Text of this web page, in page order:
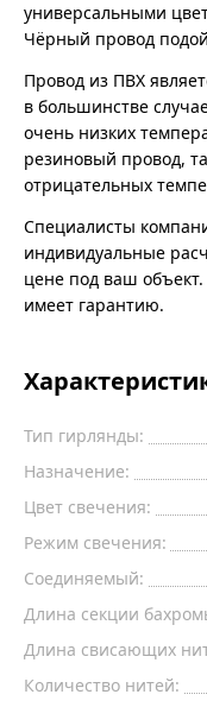
универсальными
Чёрный провод
Провод из ПВХ
в большинстве
очень низких
резиновый провод,
отрицательных
Специалисты
индивидуальные
цене под ваш
имеет гарантию.
Тип гирлянды:
Назначение:
Цвет свечения:
Режим свечения:
Соединяемый:
Длина секции
Длина свисающих
Количество нитей: